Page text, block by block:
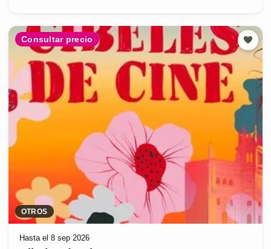
Consultar precio
OTROS
Hasta el 8 sep 2026